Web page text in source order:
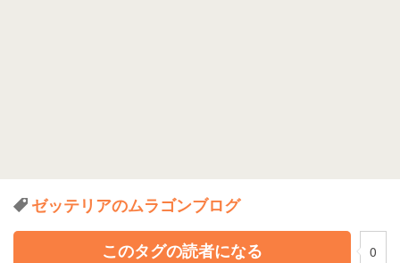
ゼッテリアのムラゴンブログ
このタグの読者になる
0